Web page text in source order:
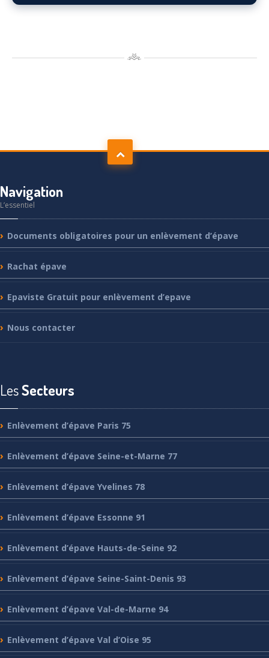
Navigation
L’essentiel
Documents obligatoires pour un enlèvement d’épave
Rachat épave
Epaviste Gratuit pour enlèvement d’epave
Nous contacter
LesSecteurs
Enlèvement d’épave Paris 75
Enlèvement d’épave Seine-et-Marne 77
Enlèvement d’épave Yvelines 78
Enlèvement d’épave Essonne 91
Enlèvement d’épave Hauts-de-Seine 92
Enlèvement d’épave Seine-Saint-Denis 93
Enlèvement d’épave Val-de-Marne 94
Enlèvement d’épave Val d’Oise 95